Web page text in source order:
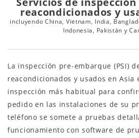
reacondicionados y
incluyendo China, Vietnam, India,
Indonesia, Pakistán y
La inspección pre-embarque (PSI)
reacondicionados y usados en Asia
inspección más habitual para
pedido en las instalaciones de su
teléfono se somete a pruebas
funcionamiento con software de